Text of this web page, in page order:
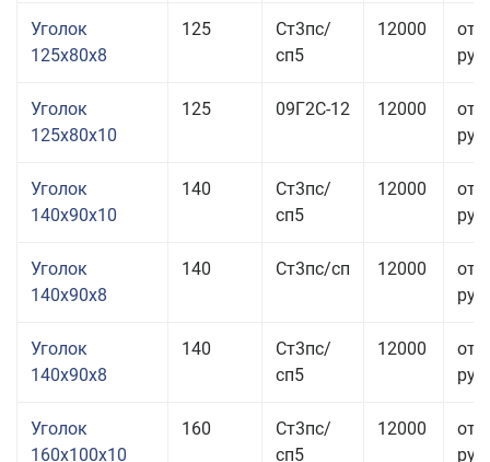
Уголок
125x80x8
125
Ст3пс/
сп5
12000
от
руб.
Уголок
125x80x10
125 09Г2С-12 12000
от
руб.
Уголок
140x90x10
140
Ст3пс/
сп5
12000
от
руб.
Уголок
140x90x8
140 Ст3пс/сп 12000
от
руб.
Уголок
140x90x8
140
Ст3пс/
сп5
12000
от
руб.
Уголок
160x100x10
160
Ст3пс/
сп5
12000
от
руб.